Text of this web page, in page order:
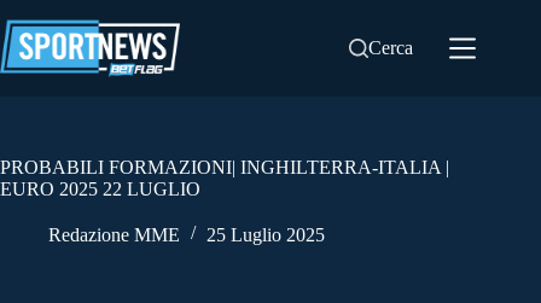
al
contenuto
Cerca
PROBABILI FORMAZIONI| INGHILTERRA-ITALIA |
EURO 2025 22 LUGLIO
Redazione MME 25 Luglio 2025